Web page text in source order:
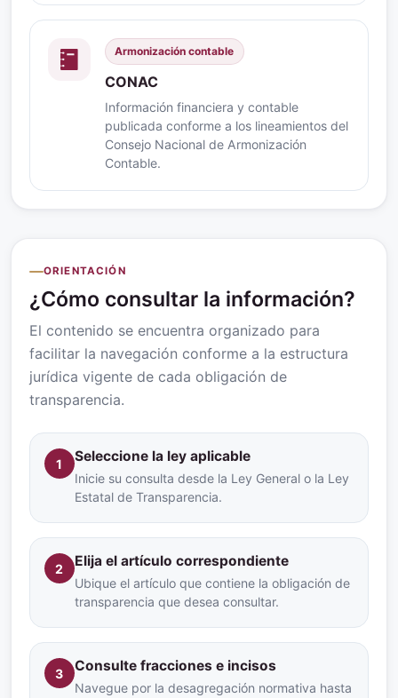
Armonización contable
CONAC
Información financiera y contable
publicada conforme a los lineamientos del
Consejo Nacional de Armonización
Contable.
ORIENTACIÓN
¿Cómo consultar la información?
El contenido se encuentra organizado para
facilitar la navegación conforme a la estructura
jurídica vigente de cada obligación de
transparencia.
1 Seleccione la ley aplicable
Inicie su consulta desde la Ley General o la Ley
Estatal de Transparencia.
2 Elija el artículo correspondiente
Ubique el artículo que contiene la obligación de
transparencia que desea consultar.
3 Consulte fracciones e incisos
Navegue por la desagregación normativa hasta